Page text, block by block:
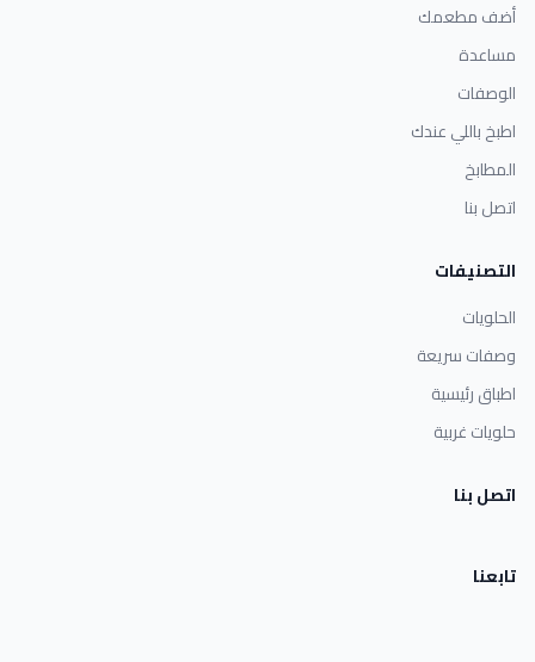
أضف مطعمك
مساعدة
الوصفات
اطبخ باللي عندك
المطابخ
اتصل بنا
التصنيفات
الحلويات
وصفات سريعة
اطباق رئيسية
حلويات غربية
اتصل بنا
تابعنا